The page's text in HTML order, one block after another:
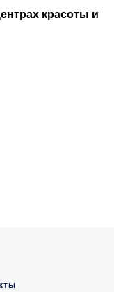
красоты и